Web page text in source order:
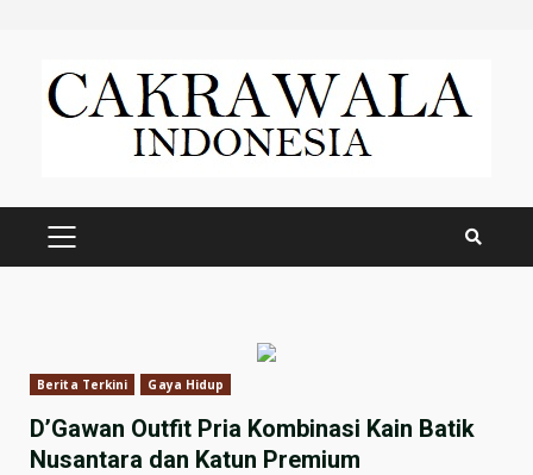
content
PRIMARY
Berita Terkini Gaya Hidup
D’Gawan Outfit Pria Kombinasi Kain Batik
Nusantara dan Katun Premium